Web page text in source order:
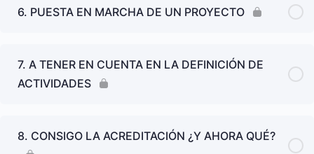
6. PUESTA EN MARCHA DE UN PROYECTO
7. A TENER EN CUENTA EN LA DEFINICIÓN DE
ACTIVIDADES
8. CONSIGO LA ACREDITACIÓN ¿Y AHORA QUÉ?